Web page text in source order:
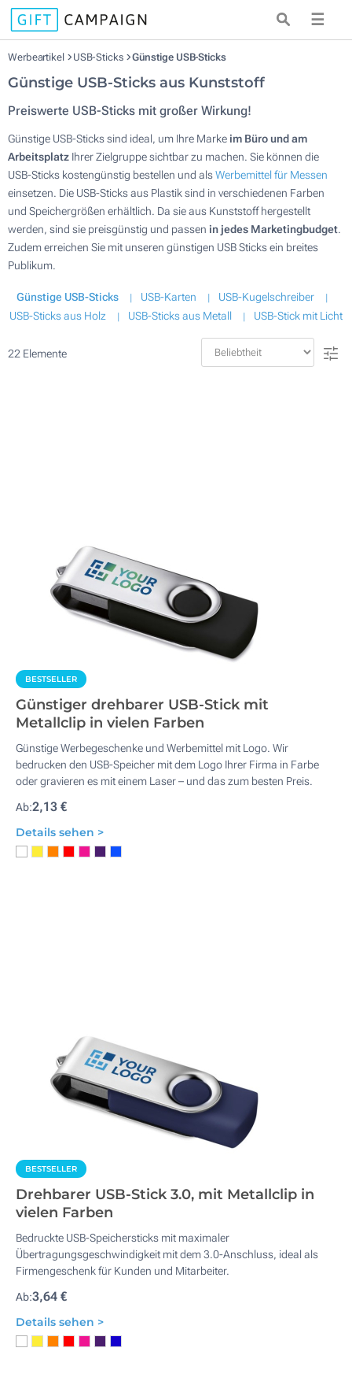
☰
Werbeartikel USB-Sticks Günstige USB-Sticks
Günstige USB-Sticks aus Kunststoff
Preiswerte USB-Sticks mit großer Wirkung!
Günstige USB-Sticks sind ideal, um Ihre Marke im Büro und am
Arbeitsplatz Ihrer Zielgruppe sichtbar zu machen. Sie können die
USB-Sticks kostengünstig bestellen und alsWerbemittel für Messen
einsetzen. Die USB-Sticks aus Plastik sind in verschiedenen Farben
und Speichergrößen erhältlich. Da sie aus Kunststoff hergestellt
werden, sind sie preisgünstig und passen in jedes Marketingbudget.
Zudem erreichen Sie mit unseren günstigen USB Sticks ein breites
Publikum.
Günstige USB-Sticks USB-Karten
USB-Kugelschreiber
USB-Sticks aus Holz
USB-Sticks aus Metall USB-Stick mit Licht
22 Elemente
BESTSELLER
Günstiger drehbarer USB-Stick mit
Metallclip in vielen Farben
Günstige Werbegeschenke und Werbemittel mit Logo. Wir
bedrucken den USB-Speicher mit dem Logo Ihrer Firma in Farbe
oder gravieren es mit einem Laser – und das zum besten Preis.
Ab:2,13 €
Details sehen >
BESTSELLER
Drehbarer USB-Stick 3.0, mit Metallclip in
vielen Farben
Bedruckte USB-Speichersticks mit maximaler
Übertragungsgeschwindigkeit mit dem 3.0-Anschluss, ideal als
Firmengeschenk für Kunden und Mitarbeiter.
Ab:3,64 €
Details sehen >